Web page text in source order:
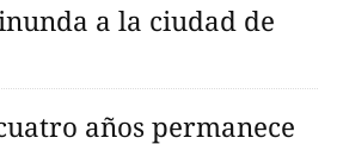
a la ciudad de
años permanece